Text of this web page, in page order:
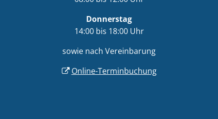
Donnerstag
14:00 bis 18:00 Uhr
sowie nach Vereinbarung
Online-Terminbuchung